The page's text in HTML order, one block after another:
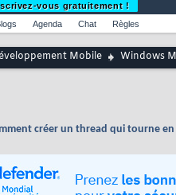
vous gratuitement !
Agenda Chat Règles
Mobile Windows
créer un thread qui tourne